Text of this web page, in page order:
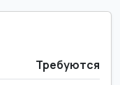
Требуются